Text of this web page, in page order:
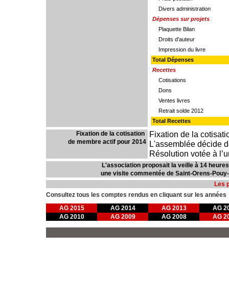
Divers administration
Dépenses sur projets
Plaquette Bilan
Droits d'auteur
Impression du livre
Total Dépenses
Recettes
Cotisations
Dons
Ventes livres
Retrait solde 2012
Total Recettes
Fixation de la cotisation
de membre actif pour 2014
Fixation de la
L'assemblée décide
Résolution votée à
L'association proposait la veille à 14
une visite commentée de Saint-Orens-
Les
Consultez tous les comptes rendus en cliquant sur les années
AG 2015
AG 2014 AG 2013
AG
AG 2010
AG 2009 AG 2008 AG